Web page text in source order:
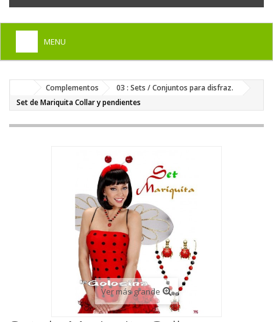
MENU
DISFRACES PARA ADULTOS
+
PELUCAS, GORROS, CARETAS
Complementos
03 : Sets / Conjuntos para disfraz.
Set de Mariquita Collar y pendientes
Ver más grande